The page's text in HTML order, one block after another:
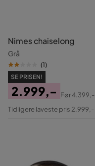
Nimes chaiselong
Grå
(1)
SE PRISEN!
Pris
2.999,-
Original
Før4.399,-
Tidligere laveste pris 2.999,-